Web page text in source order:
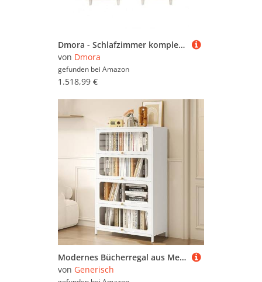
Dmora - Schlafzimmer komplett mit Kleiderschrank mit 6 Türen und zwei Einzelbetten, Bücherregal mit passenden Schubladen, Made in Italy, cm 313x212h247, Farbe Weiß und Ulme
von Dmora
gefunden bei Amazon
1.518,99 €
Modernes Bücherregal aus Metall mit transparenten Türen, freistehender Aufbewahrungs- und Vitrine für Wohnzimmer, Büro und Zuhause
von Generisch